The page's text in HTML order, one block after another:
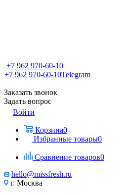
+7 962 970-60-10
+7 962 970-60-10Telegram
Заказать звонок
Задать вопрос
Войти
Корзина0
Избранные товары0
Сравнение товаров0
hello@missfresh.ru
г. Москва